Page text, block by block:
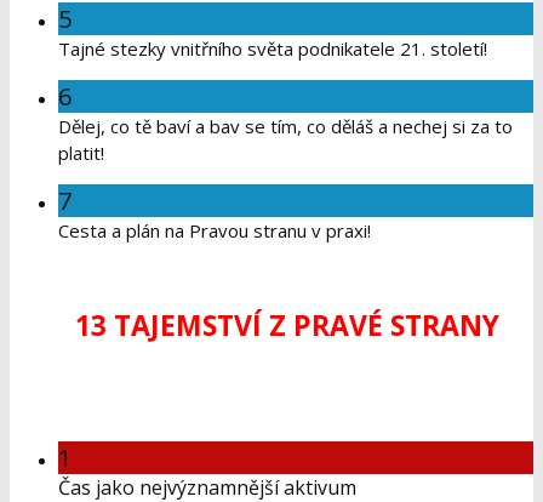
5
Tajné stezky vnitřního světa podnikatele 21. století!
6
Dělej, co tě baví a bav se tím, co děláš a nechej si za to
platit!
7
Cesta a plán na Pravou stranu v praxi!
13 TAJEMSTVÍ Z PRAVÉ STRANY
1
Čas jako nejvýznamnější aktivum